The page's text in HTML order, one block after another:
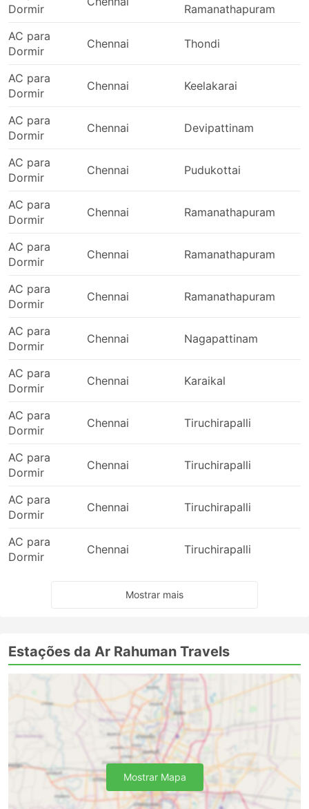
Dormir
Ramanathapuram
AC para
Dormir
Chennai Thondi
AC para
Dormir
Chennai Keelakarai
AC para
Dormir
Chennai Devipattinam
AC para
Dormir
Chennai Pudukottai
AC para
Dormir
Chennai Ramanathapuram
AC para
Dormir
Chennai Ramanathapuram
AC para
Dormir
Chennai Ramanathapuram
AC para
Dormir
Chennai Nagapattinam
AC para
Dormir
Chennai Karaikal
AC para
Dormir
Chennai Tiruchirapalli
AC para
Dormir
Chennai Tiruchirapalli
AC para
Dormir
Chennai Tiruchirapalli
AC para
Dormir
Chennai Tiruchirapalli
Mostrar mais
Estações da Ar Rahuman Travels
Mostrar Mapa